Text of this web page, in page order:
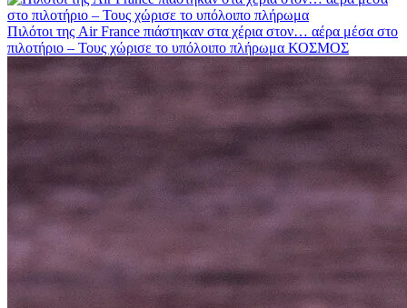
Πιλότοι της Air France πιάστηκαν στα χέρια στον… αέρα μέσα στο
πιλοτήριο – Τους χώρισε το υπόλοιπο πλήρωμα ΚΟΣΜΟΣ